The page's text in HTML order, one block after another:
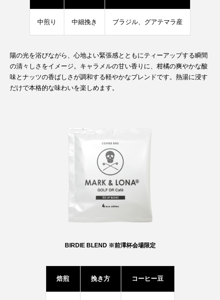
中煎り 中細挽き ブラジル、グアテマラ産
陽の光を浴びながら、心地よい緊張感とともにティーアップする瞬間
の清々しさをイメージ。キャラメルの甘い香りに、柑橘の爽やかな酸
味とナッツの香ばしさが調和する軽やかなブレンドです。熱湯に浸す
だけで本格的な味わいを楽しめます。
BIRDIE BLEND ※前澤杯会場限定
焙煎 挽き方 コーヒー豆